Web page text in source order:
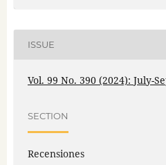
ISSUE
Vol. 99 No. 390 (2024): July-
SECTION
Recensiones